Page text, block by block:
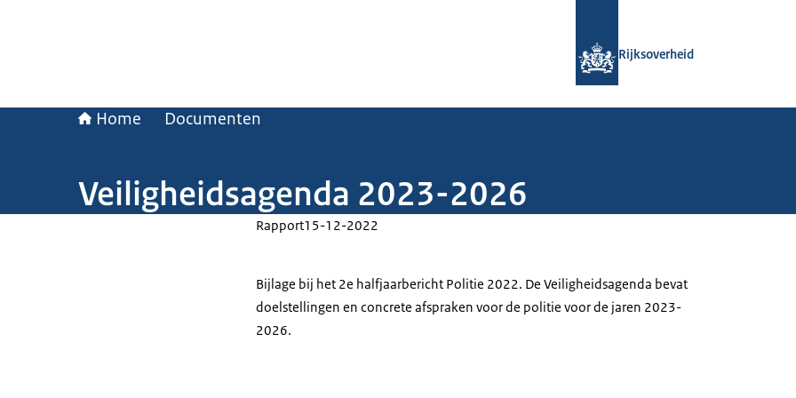
Rijksoverheid
Home Documenten
Veiligheidsagenda 2023-2026
Rapport15-12-2022
Bijlage bij het 2e halfjaarbericht Politie 2022. De Veiligheidsagenda bevat
doelstellingen en concrete afspraken voor de politie voor de jaren 2023-
2026.